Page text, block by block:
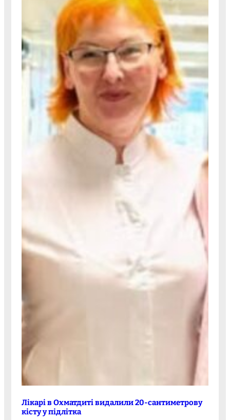
Лікарі в Охматдиті видалили 20-сантиметрову
кісту у підлітка